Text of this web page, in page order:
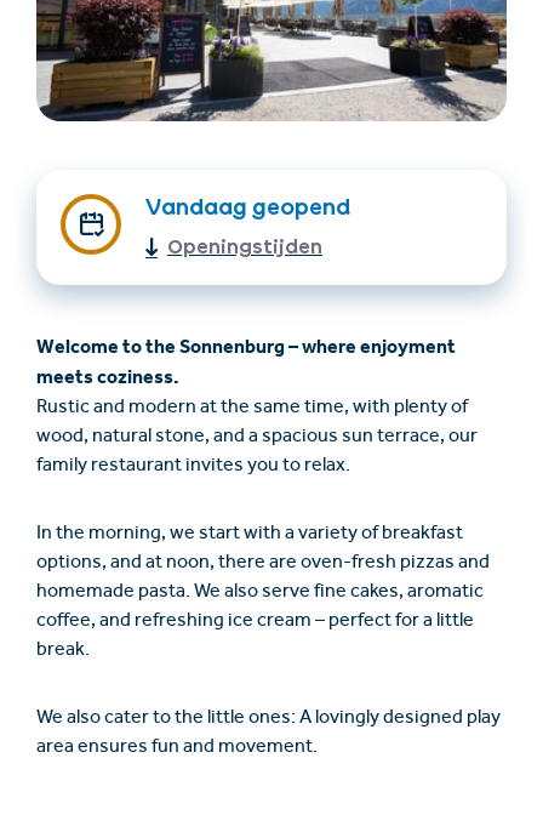
Accommodatie
vinden
cadeaushop
+43/5476/6239
info@serfaus-fiss-ladis.at
Vandaag geopend
Openingstijden
Welcome to the Sonnenburg – where enjoyment
meets coziness.
Rustic and modern at the same time, with plenty of
wood, natural stone, and a spacious sun terrace, our
family restaurant invites you to relax.
In the morning, we start with a variety of breakfast
options, and at noon, there are oven-fresh pizzas and
homemade pasta. We also serve fine cakes, aromatic
coffee, and refreshing ice cream – perfect for a little
break.
We also cater to the little ones: A lovingly designed play
area ensures fun and movement.